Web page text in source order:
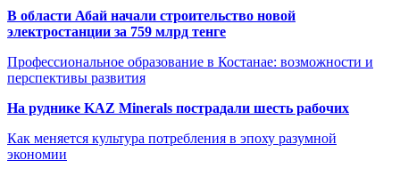
В области Абай начали строительство новой
электростанции за 759 млрд тенге
Профессиональное образование в Костанае: возможности и
перспективы развития
На руднике KAZ Minerals пострадали шесть рабочих
Как меняется культура потребления в эпоху разумной
экономии